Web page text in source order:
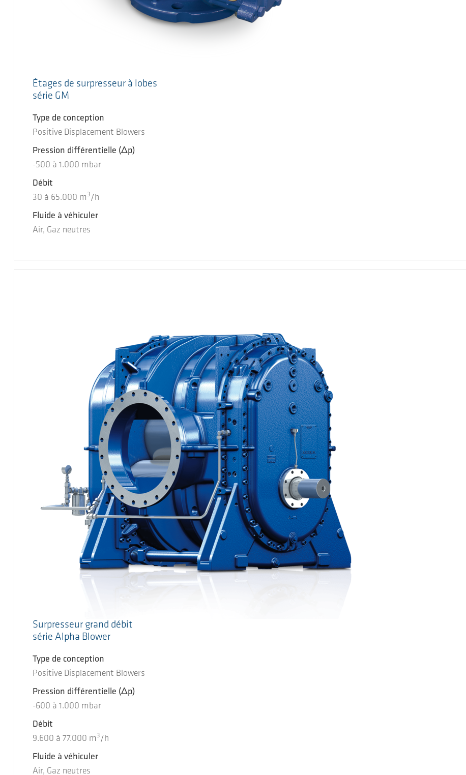
Étages de surpresseur à lobes
série GM
Type de conception
Positive Displacement Blowers
Pression différentielle (Δp)
-500 à 1.000 mbar
Débit
30 à 65.000 m 3 /h
Fluide à véhiculer
Air, Gaz neutres
Surpresseur grand débit
série Alpha Blower
Type de conception
Positive Displacement Blowers
Pression différentielle (Δp)
-600 à 1.000 mbar
Débit
9.600 à 77.000 m 3 /h
Fluide à véhiculer
Air, Gaz neutres